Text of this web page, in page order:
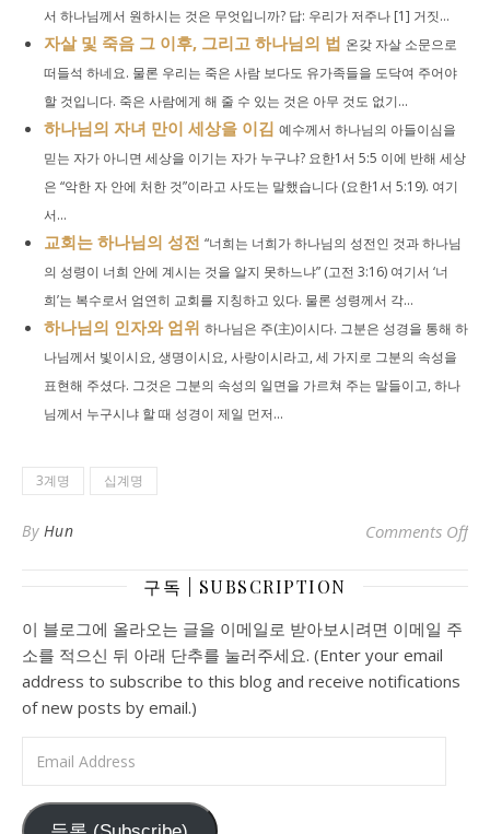
서 하나님께서 원하시는 것은 무엇입니까? 답: 우리가 저주나 [1] 거짓...
자살 및 죽음 그 이후, 그리고 하나님의 법 온갖 자살 소문으로
떠들석 하네요. 물론 우리는 죽은 사람 보다도 유가족들을 도닥여 주어야
할 것입니다. 죽은 사람에게 해 줄 수 있는 것은 아무 것도 없기...
하나님의 자녀 만이 세상을 이김 예수께서 하나님의 아들이심을
믿는 자가 아니면 세상을 이기는 자가 누구냐? 요한1서 5:5 이에 반해 세상
은 “악한 자 안에 처한 것”이라고 사도는 말했습니다 (요한1서 5:19). 여기
서...
교회는 하나님의 성전 “너희는 너희가 하나님의 성전인 것과 하나님
의 성령이 너희 안에 계시는 것을 알지 못하느냐” (고전 3:16) 여기서 ‘너
희’는 복수로서 엄연히 교회를 지칭하고 있다. 물론 성령께서 각...
하나님의 인자와 엄위 하나님은 주(主)이시다. 그분은 성경을 통해 하
나님께서 빛이시요, 생명이시요, 사랑이시라고, 세 가지로 그분의 속성을
표현해 주셨다. 그것은 그분의 속성의 일면을 가르쳐 주는 말들이고, 하나
님께서 누구시냐 할 때 성경이 제일 먼저...
3계명 십계명
By Hun Comments Offon
구독 | SUBSCRIPTION
이 블로그에 올라오는 글을 이메일로 받아보시려면 이메일 주
소를 적으신 뒤 아래 단추를 눌러주세요. (Enter your email
address to subscribe to this blog and receive notifications
of new posts by email.)